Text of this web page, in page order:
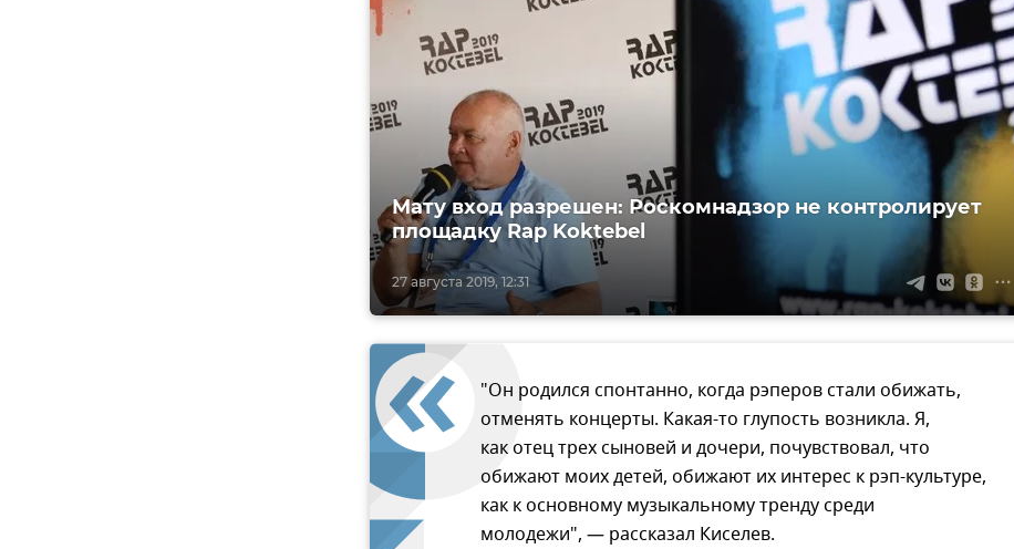
27 августа 2019, 12:31
Мату вход разрешен: Роскомнадзор не контролирует
площадку Rap Koktebel
"Он родился спонтанно, когда рэперов стали обижать,
отменять концерты. Какая-то глупость возникла. Я,
как отец трех сыновей и дочери, почувствовал, что
обижают моих детей, обижают их интерес к рэп-культуре,
как к основному музыкальному тренду среди
молодежи", — рассказал Киселев.